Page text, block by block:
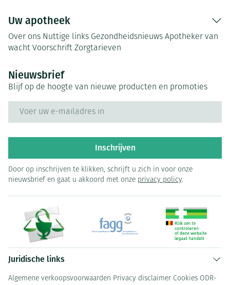
Uw apotheek
Over ons Nuttige links Gezondheidsnieuws Apotheker van
wacht Voorschrift Zorgtarieven
Nieuwsbrief
Blijf op de hoogte van nieuwe producten en promoties
Inschrijven
Door op inschrijven te klikken, schrijft u zich in voor onze
nieuwsbrief en gaat u akkoord met onze privacy policy.
Juridische links
Algemene verkoopsvoorwaarden Privacy disclaimer Cookies ODR-